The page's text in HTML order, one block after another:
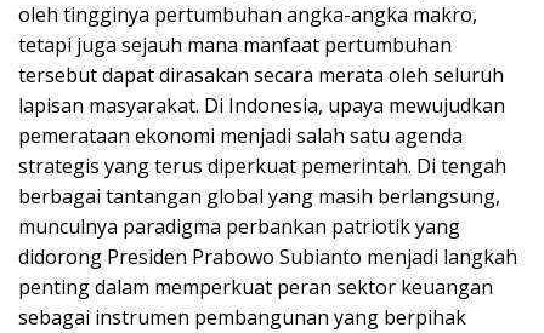
oleh tingginya pertumbuhan angka-angka makro,
tetapi juga sejauh mana manfaat pertumbuhan
tersebut dapat dirasakan secara merata oleh seluruh
lapisan masyarakat. Di Indonesia, upaya mewujudkan
pemerataan ekonomi menjadi salah satu agenda
strategis yang terus diperkuat pemerintah. Di tengah
berbagai tantangan global yang masih berlangsung,
munculnya paradigma perbankan patriotik yang
didorong Presiden Prabowo Subianto menjadi langkah
penting dalam memperkuat peran sektor keuangan
sebagai instrumen pembangunan yang berpihak